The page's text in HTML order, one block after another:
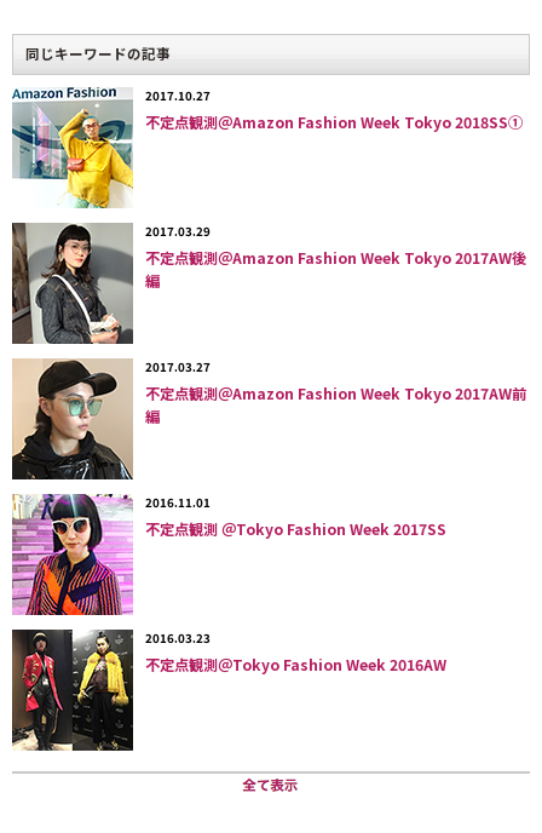
同じキーワードの記事
2017.10.27
不定点観測＠Amazon Fashion Week Tokyo 2018SS①
2017.03.29
不定点観測＠Amazon Fashion Week Tokyo 2017AW後
編
2017.03.27
不定点観測＠Amazon Fashion Week Tokyo 2017AW前
編
2016.11.01
不定点観測 ＠Tokyo Fashion Week 2017SS
2016.03.23
不定点観測＠Tokyo Fashion Week 2016AW